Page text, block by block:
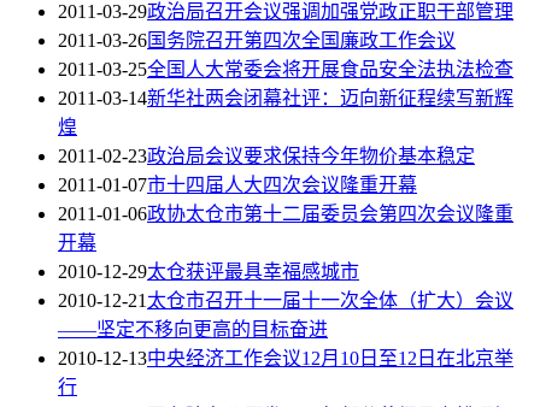
2011-03-29政治局召开会议强调加强党政正职干部管理
2011-03-26国务院召开第四次全国廉政工作会议
2011-03-25全国人大常委会将开展食品安全法执法检查
2011-03-14新华社两会闭幕社评：迈向新征程续写新辉
煌
2011-02-23政治局会议要求保持今年物价基本稳定
2011-01-07市十四届人大四次会议隆重开幕
2011-01-06政协太仓市第十二届委员会第四次会议隆重
开幕
2010-12-29太仓获评最具幸福感城市
2010-12-21太仓市召开十一届十一次全体（扩大）会议
——坚定不移向更高的目标奋进
2010-12-13中央经济工作会议12月10日至12日在北京举
行